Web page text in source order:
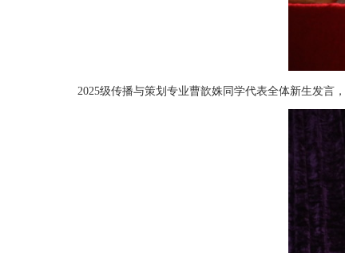
2025级传播与策划专业曹歆姝同学代表全体新生发言，